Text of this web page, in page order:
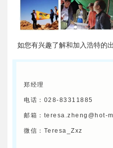
如您有兴趣了解和加入浩特的
郑经理
电话：028-83311885
邮箱：teresa.zheng@hot-
微信：Teresa_Zxz